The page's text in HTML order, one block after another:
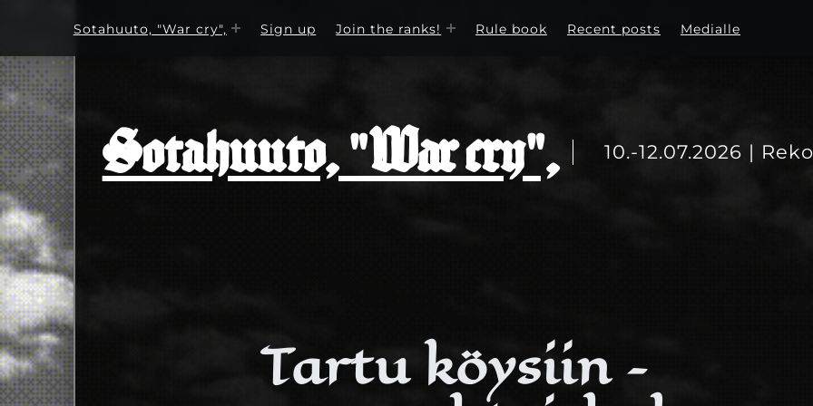
Sotahuuto, "War cry", Sign up Join the ranks! Rule book Recent posts Medialle
Sotahuuto, "War cry", 10.-12.07.2026 |
Tartu köysiin –